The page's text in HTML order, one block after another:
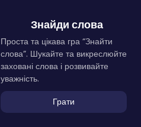
Знайди слова
Проста та цікава гра “Знайти
слова”. Шукайте та викреслюйте
заховані слова і розвивайте
уважність.
Грати